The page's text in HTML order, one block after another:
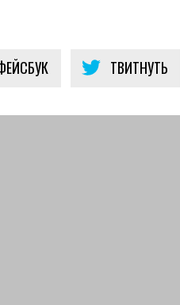
ТВИТНУТЬ